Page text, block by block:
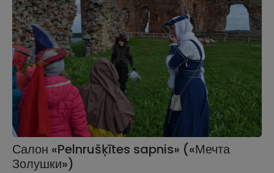
Салон «Pelnrušķītes sapnis» («Мечта
Золушки»)